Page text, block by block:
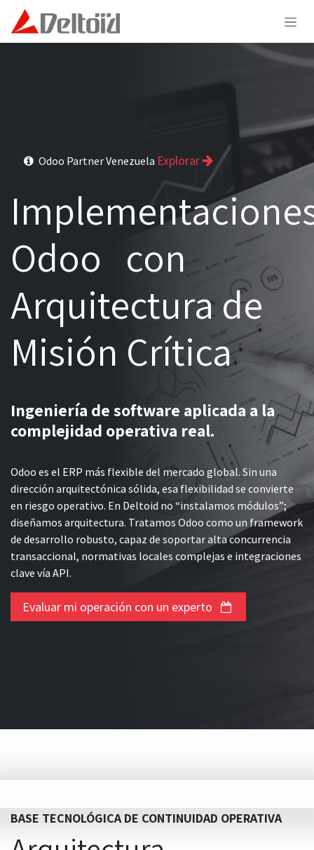
Ir al contenido
Odoo Partner Venezuela Explorar
Odoo con
Arquitectura de
Misión Crítica
Ingeniería de software aplicada a la
complejidad operativa real.
Odoo es el ERP más flexible del mercado global. Sin una
dirección arquitectónica sólida, esa flexibilidad se convierte
en riesgo operativo. En Deltoid no “instalamos módulos”;
diseñamos arquitectura. Tratamos Odoo como un framework
de desarrollo robusto, capaz de soportar alta concurrencia
transaccional, normativas locales complejas e integraciones
clave vía API.
Evaluar mi operación con un experto
BASE TECNOLÓGICA DE CONTINUIDAD OPERATIVA